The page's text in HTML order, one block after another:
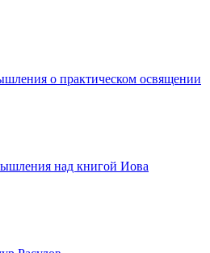
о практическом освящении
над книгой Иова